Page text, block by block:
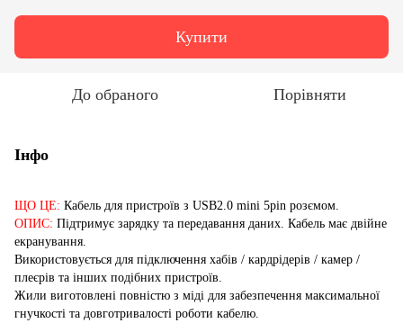
Купити
До обраного Порівняти
Інфо
ЩО ЦЕ: Кабель для пристроїв з USB2.0 mini 5pin розємом.
ОПИС: Підтримує зарядку та передавання даних. Кабель має двійне
екранування.
Використовується для підключення хабів / кардрідерів / камер /
плеєрів та інших подібних пристроїв.
Жили виготовлені повністю з міді для забезпечення максимальної
гнучкості та довготривалості роботи кабелю.